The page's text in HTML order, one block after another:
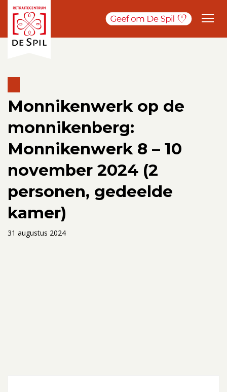
Monnikenwerk op de
monnikenberg:
Monnikenwerk 8 – 10
november 2024 (2
personen, gedeelde
kamer)
31 augustus 2024